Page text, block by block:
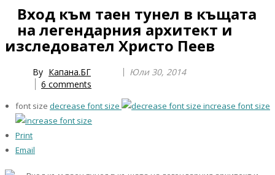
Вход към таен тунел в къщата
на легендарния архитект и
изследовател Христо Пеев
By Капана.БГ
Юли 30, 2014
6 comments
font size decrease font size increase font size
Print
Email
Year
Month
Year
Month